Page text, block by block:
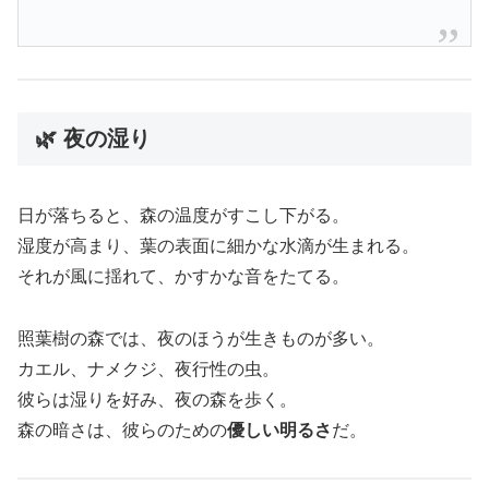
🌿 夜の湿り
日が落ちると、森の温度がすこし下がる。
湿度が高まり、葉の表面に細かな水滴が生まれる。
それが風に揺れて、かすかな音をたてる。
照葉樹の森では、夜のほうが生きものが多い。
カエル、ナメクジ、夜行性の虫。
彼らは湿りを好み、夜の森を歩く。
森の暗さは、彼らのための優しい明るさだ。